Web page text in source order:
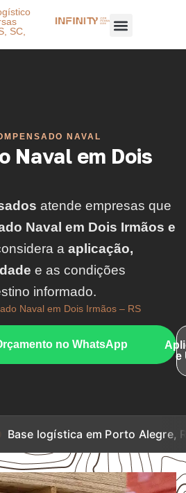
SC,
NAVAL
Naval em Dois
atende empresas que
Naval em Dois Irmãos e
a aplicação,
e as condições
informado.
Naval em Dois Irmãos – RS
no WhatsApp
e
em Porto Alegre, RS